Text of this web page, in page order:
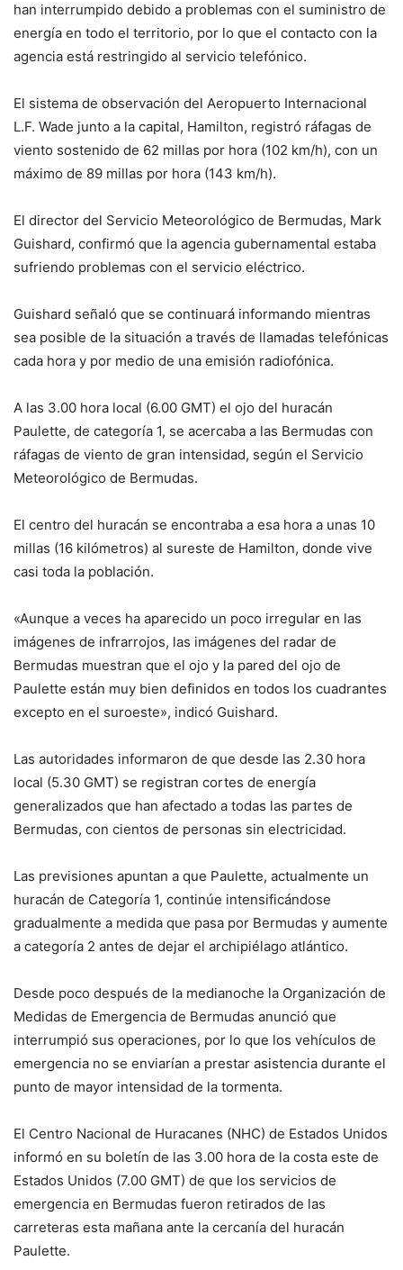
han interrumpido debido a problemas con el suministro de
energía en todo el territorio, por lo que el contacto con la
agencia está restringido al servicio telefónico.
El sistema de observación del Aeropuerto Internacional
L.F. Wade junto a la capital, Hamilton, registró ráfagas de
viento sostenido de 62 millas por hora (102 km/h), con un
máximo de 89 millas por hora (143 km/h).
El director del Servicio Meteorológico de Bermudas, Mark
Guishard, confirmó que la agencia gubernamental estaba
sufriendo problemas con el servicio eléctrico.
Guishard señaló que se continuará informando mientras
sea posible de la situación a través de llamadas telefónicas
cada hora y por medio de una emisión radiofónica.
A las 3.00 hora local (6.00 GMT) el ojo del huracán
Paulette, de categoría 1, se acercaba a las Bermudas con
ráfagas de viento de gran intensidad, según el Servicio
Meteorológico de Bermudas.
El centro del huracán se encontraba a esa hora a unas 10
millas (16 kilómetros) al sureste de Hamilton, donde vive
casi toda la población.
«Aunque a veces ha aparecido un poco irregular en las
imágenes de infrarrojos, las imágenes del radar de
Bermudas muestran que el ojo y la pared del ojo de
Paulette están muy bien definidos en todos los cuadrantes
excepto en el suroeste», indicó Guishard.
Las autoridades informaron de que desde las 2.30 hora
local (5.30 GMT) se registran cortes de energía
generalizados que han afectado a todas las partes de
Bermudas, con cientos de personas sin electricidad.
Las previsiones apuntan a que Paulette, actualmente un
huracán de Categoría 1, continúe intensificándose
gradualmente a medida que pasa por Bermudas y aumente
a categoría 2 antes de dejar el archipiélago atlántico.
Desde poco después de la medianoche la Organización de
Medidas de Emergencia de Bermudas anunció que
interrumpió sus operaciones, por lo que los vehículos de
emergencia no se enviarían a prestar asistencia durante el
punto de mayor intensidad de la tormenta.
El Centro Nacional de Huracanes (NHC) de Estados Unidos
informó en su boletín de las 3.00 hora de la costa este de
Estados Unidos (7.00 GMT) de que los servicios de
emergencia en Bermudas fueron retirados de las
carreteras esta mañana ante la cercanía del huracán
Paulette.